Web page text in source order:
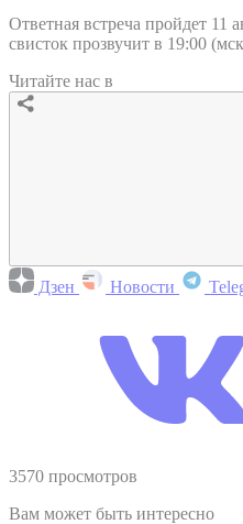
Ответная встреча пройдет 11
свисток прозвучит в 19:00
Читайте нас в
Дзен Новости
3570 просмотров
Вам может быть интересно